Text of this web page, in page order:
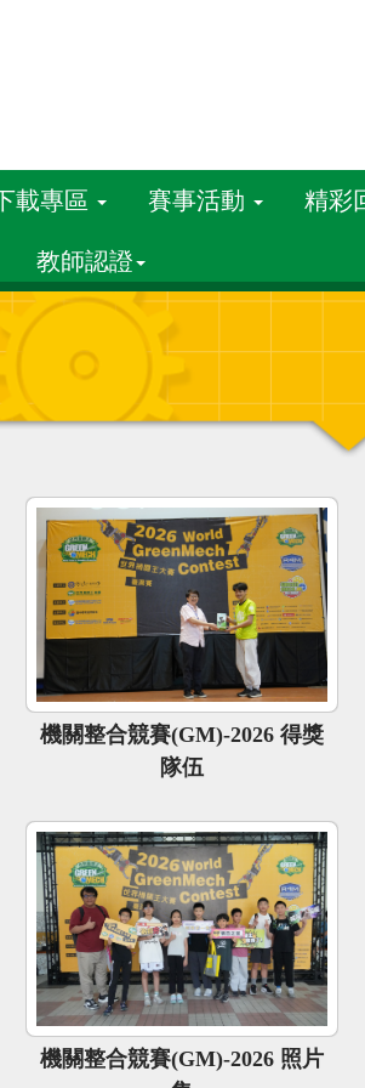
載專區 賽事活動 精彩
教師認證
機關整合競賽(GM)-2026 得獎
隊伍
機關整合競賽(GM)-2026 照片